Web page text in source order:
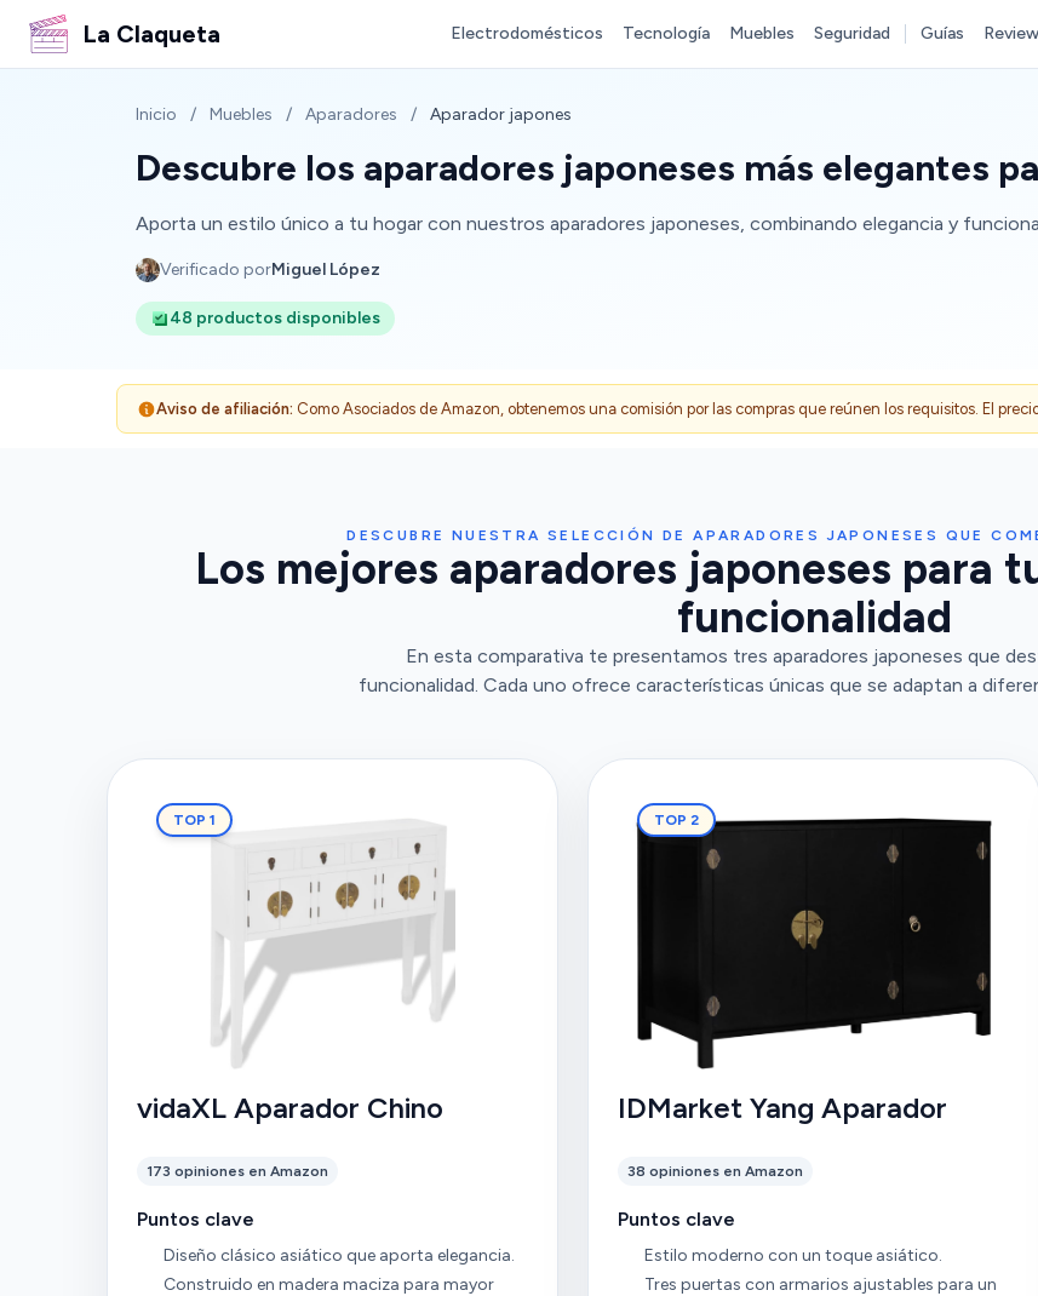
La Claqueta Electrodomésticos Tecnología Muebles Seguridad Guías
Inicio / Muebles / Aparadores / Aparador japones
Descubre los aparadores japoneses más elegantes
Aporta un estilo único a tu hogar con nuestros aparadores japoneses, combinando elegancia y
Verificado porMiguel López
48 productos disponibles
Aviso de afiliación: Como Asociados de Amazon, obtenemos una comisión por las compras que reúnen los requisitos. El
DESCUBRE NUESTRA SELECCIÓN DE APARADORES JAPONESES QUE
Los mejores aparadores japoneses para
funcionalidad
En esta comparativa te presentamos tres aparadores japoneses que
funcionalidad. Cada uno ofrece características únicas que se adaptan a
TOP 1
vidaXL Aparador Chino
173 opiniones en Amazon
Puntos clave
Diseño clásico asiático que aporta elegancia.
Construido en madera maciza para mayor
TOP 2
IDMarket Yang Aparador
38 opiniones en Amazon
Puntos clave
Estilo moderno con un toque asiático.
Tres puertas con armarios ajustables para un